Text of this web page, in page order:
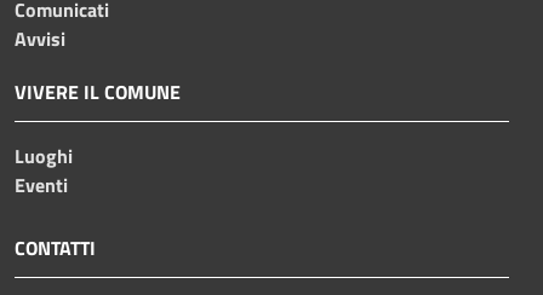
Comunicati
Avvisi
VIVERE IL COMUNE
Luoghi
Eventi
CONTATTI